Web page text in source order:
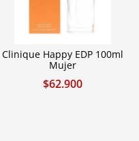
Clinique Happy EDP 100ml
Mujer
$62.900